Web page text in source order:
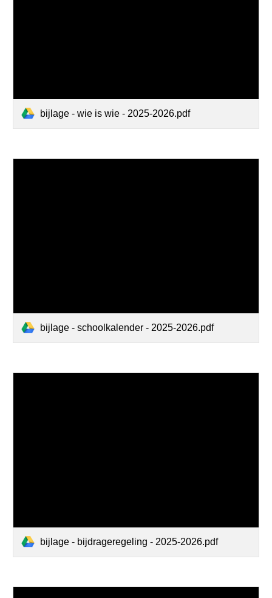
bijlage - wie is wie - 2025-2026.pdf
bijlage - schoolkalender - 2025-2026.pdf
bijlage - bijdrageregeling - 2025-2026.pdf